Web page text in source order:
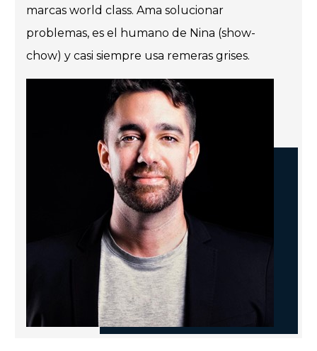
marcas world class. Ama solucionar
problemas, es el humano de Nina (show-
chow) y casi siempre usa remeras grises.